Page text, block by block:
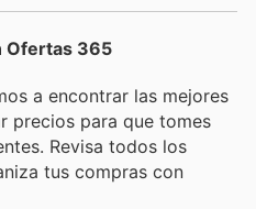
Ofertas 365
a encontrar las mejores
precios para que tomes
Revisa todos los
tus compras con